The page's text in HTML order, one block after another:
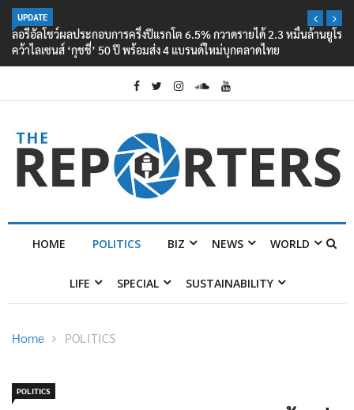
UPDATE
ลอรีอัลโชว์ผลประกอบการครึ่งปีแรกโต 6.5% กวาดรายได้ 2.3 หมื่นล้านยูโร
คว้าไลเซนส์ ‘กุชชี่’ 50 ปี พร้อมส่ง 4 แบรนด์ใหม่บุกตลาดไทย
HOME POLITICS BIZ NEWS WORLD
LIFE SPECIAL SUSTAINABILITY
Home POLITICS
POLITICS